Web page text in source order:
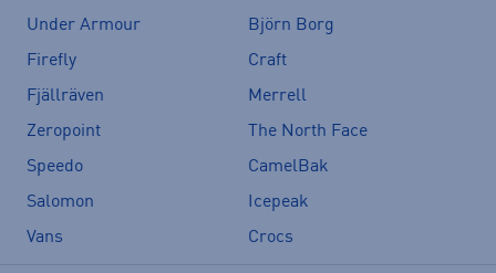
Under Armour
Björn Borg
Firefly
Craft
Fjällräven
Merrell
Zeropoint
The North Face
Speedo
CamelBak
Salomon
Icepeak
Vans
Crocs